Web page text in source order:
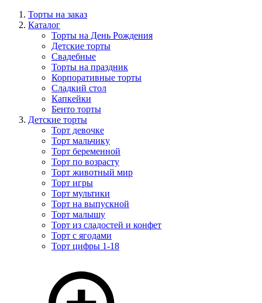
Торты на заказ
Каталог
Торты на День Рождения
Детские торты
Свадебные
Торты на праздник
Корпоративные торты
Сладкий стол
Капкейки
Бенто торты
Детские торты
Торт девочке
Торт мальчику
Торт беременной
Торт по возрасту
Торт животный мир
Торт игры
Торт мультики
Торт на выпускной
Торт малышу
Торт из сладостей и конфет
Торт с ягодами
Торт цифры 1-18